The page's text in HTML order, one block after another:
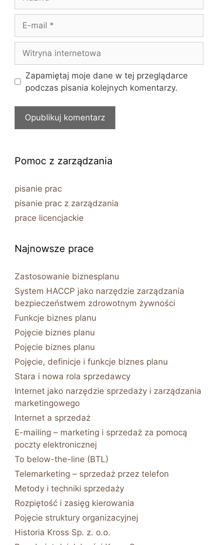
mail
internetowa
Zapamiętaj moje dane w tej przeglądarce
podczas pisania kolejnych komentarzy.
Pomoc z zarządzania
pisanie prac
pisanie prac z zarządzania
prace licencjackie
Najnowsze prace
Zastosowanie biznesplanu
System HACCP jako narzędzie zarządzania
bezpieczeństwem zdrowotnym żywności
Funkcje biznes planu
Pojęcie biznes planu
Pojęcie biznes planu
Pojęcie, definicje i funkcje biznes planu
Stara i nowa rola sprzedawcy
Internet jako narzędzie sprzedaży i zarządzania
marketingowego
Internet a sprzedaż
E-mailing – marketing i sprzedaż za pomocą
poczty elektronicznej
To below-the-line (BTL)
Telemarketing – sprzedaż przez telefon
Metody i techniki sprzedaży
Rozpiętość i zasięg kierowania
Pojęcie struktury organizacyjnej
Historia Kross Sp. z. o.o.